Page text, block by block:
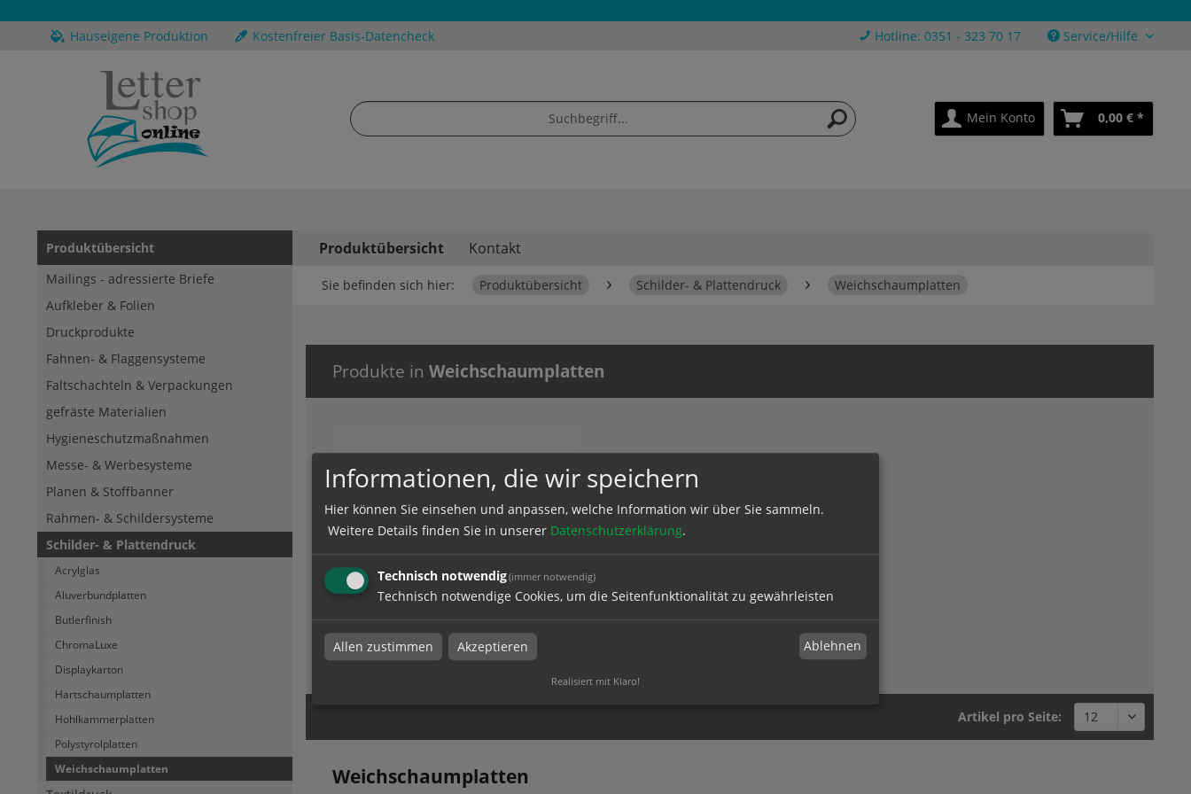
Hauseigene Produktion Kostenfreier Basis-Datencheck Hotline: 0351 - 323 70 17 Service/Hilfe
Mein Konto 0,00 € *
Produktübersicht
Mailings - adressierte Briefe
Aufkleber & Folien
Druckprodukte
Fahnen- & Flaggensysteme
Faltschachteln & Verpackungen
gefräste Materialien
Hygieneschutzmaßnahmen
Messe- & Werbesysteme
Planen & Stoffbanner
Rahmen- & Schildersysteme
Schilder- & Plattendruck
Acrylglas
Aluverbundplatten
Butlerfinish
ChromaLuxe
Displaykarton
Hartschaumplatten
Hohlkammerplatten
Polystyrolplatten
Weichschaumplatten
Produktübersicht Kontakt
Sie befinden sich hier: Produktübersicht Schilder- & Plattendruck Weichschaumplatten
Produkte in Weichschaumplatten
Weichschaumplatte, 10 mm
zum Artikel
Artikel pro Seite:
Weichschaumplatten
Informationen, die wir speichern
Hier können Sie einsehen und anpassen, welche Information wir über Sie sammeln.
Weitere Details finden Sie in unserer Datenschutzerklärung.
Technisch notwendig(immer notwendig)
Technisch notwendige Cookies, um die Seitenfunktionalität zu gewährleisten
Allen zustimmen Akzeptieren Ablehnen
Realisiert mit Klaro!